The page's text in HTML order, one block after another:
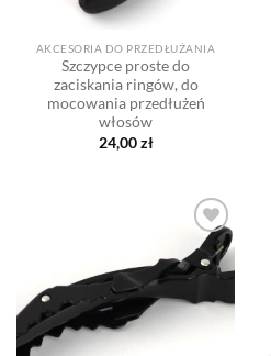
AKCESORIA DO PRZEDŁUŻANIA
Szczypce proste do
zaciskania ringów, do
mocowania przedłużeń
włosów
24,00zł
Dodaj
do listy
życzeń